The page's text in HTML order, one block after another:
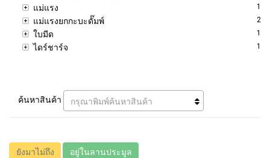
แม่แรง 1
แม่แรงยกกะบะดั๊มพ์ 2
ใบมีด 1
ไดร์ชาร์จ 1
ค้นหาสินค้า กรุณาพิมพ์ค้นหาสินค้า
ยังมาไม่ถึง อยู่ในลานประมูล